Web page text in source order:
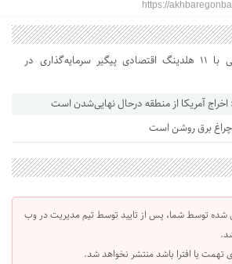
https://
استاندار: بابک زنجانی با ۱۱ هلدینگ اقتصادی پیگیر سرمایه‌گذاری در
آمریکا از منطقه درحال نهایی‌شدن است
برق روشن است
شده توسط شما، پس از تایید توسط تیم مدیریت در وب
تهمت یا افترا باشد منتشر نخواهد شد.